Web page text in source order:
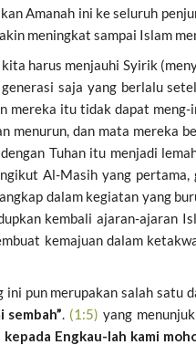
Amanah ini ke seluruh
meningkat sampai Islam
harus menjauhi Syirik
saja yang berlalu
mereka itu tidak dapat
menurun, dan mata mereka
Tuhan itu menjadi
Al-Masih yang
dalam kegiatan yang
kembali ajaran-ajaran
kemajuan dalam
ini pun merupakan salah satu
sembah”. (1:5) yang
kepada Engkau-lah kami